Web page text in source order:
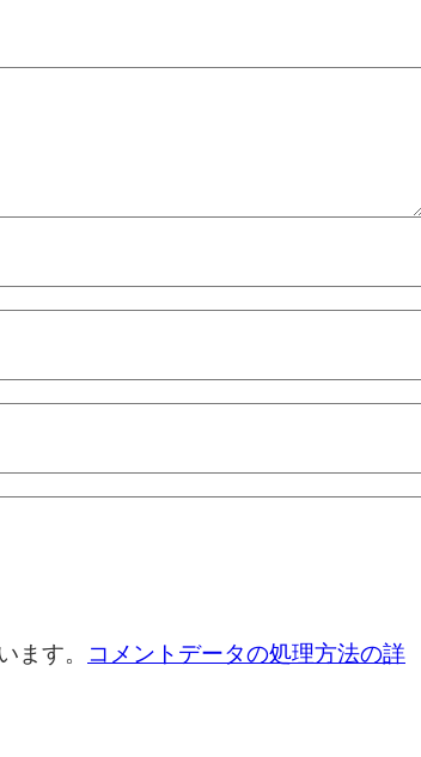
す。
コメントデータの処理方法の詳